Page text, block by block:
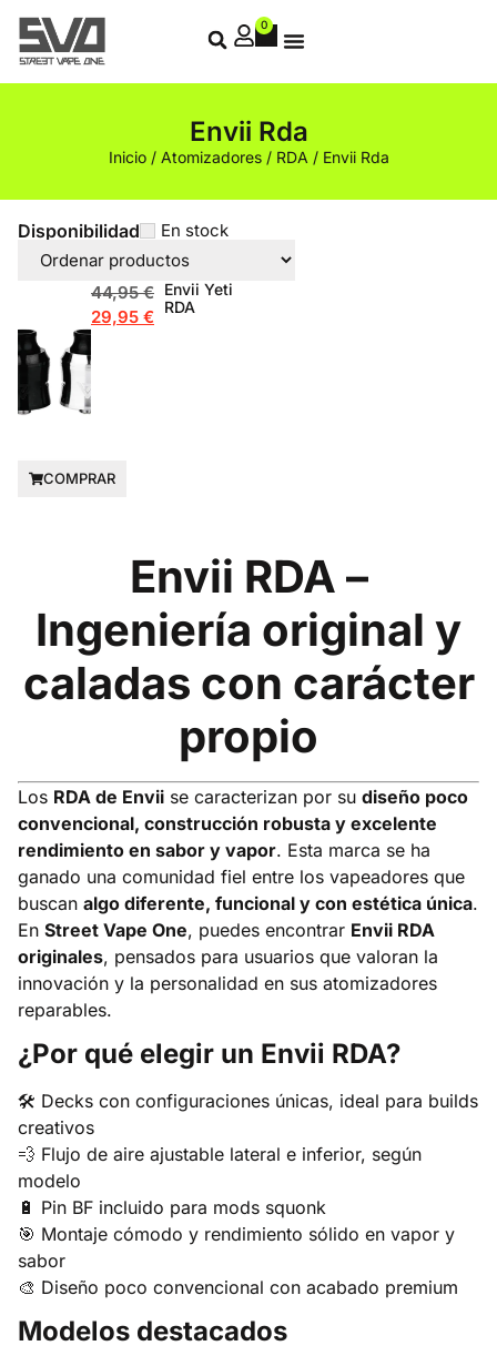
0
Envii Rda
Inicio/ Atomizadores/ RDA / Envii Rda
Disponibilidad En stock
44,95€
29,95 €
Envii Yeti
RDA
COMPRAR
Envii RDA –
Ingeniería original y
caladas con carácter
propio
Los RDA de Envii se caracterizan por su diseño poco
convencional, construcción robusta y excelente
rendimiento en sabor y vapor. Esta marca se ha
ganado una comunidad fiel entre los vapeadores que
buscan algo diferente, funcional y con estética única.
En Street Vape One, puedes encontrar Envii RDA
originales, pensados para usuarios que valoran la
innovación y la personalidad en sus atomizadores
reparables.
¿Por qué elegir un Envii RDA?
🛠️ Decks con configuraciones únicas, ideal para builds
creativos
💨 Flujo de aire ajustable lateral e inferior, según
modelo
🔋 Pin BF incluido para mods squonk
🎯 Montaje cómodo y rendimiento sólido en vapor y
sabor
🎨 Diseño poco convencional con acabado premium
Modelos destacados